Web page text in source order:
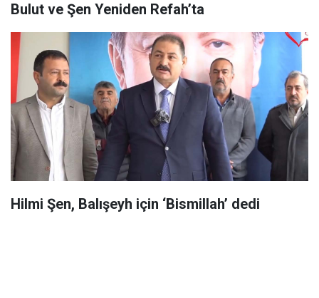
Bulut ve Şen Yeniden Refah’ta
Hilmi Şen, Balışeyh için ‘Bismillah’ dedi